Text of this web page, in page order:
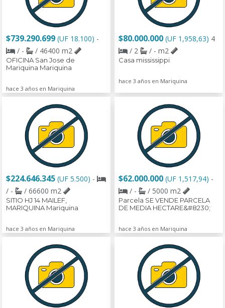
$739.290.699 (UF 18.100) -
/ -
/ 46400 m2
OFICINA San Jose de
Mariquina Mariquina
hace 3 años en Mariquina
$80.000.000 (UF 1,958,63) 4
/ 2
/ - m2
Casa mississippi
hace 3 años en Mariquina
$224.646.345 (UF 5.500) -
/ -
/ 66600 m2
SITIO HJ 14 MAILEF,
MARIQUINA Mariquina
hace 3 años en Mariquina
$62.000.000 (UF 1,517,94) -
/ -
/ 5000 m2
Parcela SE VENDE PARCELA
DE MEDIA HECTARE&#8230;
hace 3 años en Mariquina